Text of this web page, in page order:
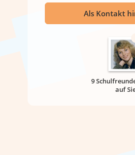
Als Kontakt
9
auf